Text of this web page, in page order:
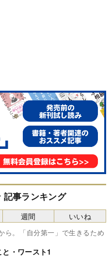
記事ランキング
ら。「自分第一」で生きるため
・ワースト1
週間 いいね